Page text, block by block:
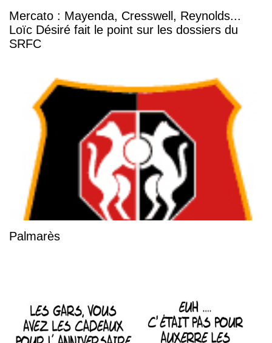
Mercato : Mayenda, Cresswell, Reynolds...
Loïc Désiré fait le point sur les dossiers du
SRFC
Palmarès